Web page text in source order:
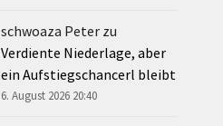
schwoaza Peter zu
Verdiente Niederlage, aber
ein Aufstiegschancerl bleibt
6. August 2026 20:40